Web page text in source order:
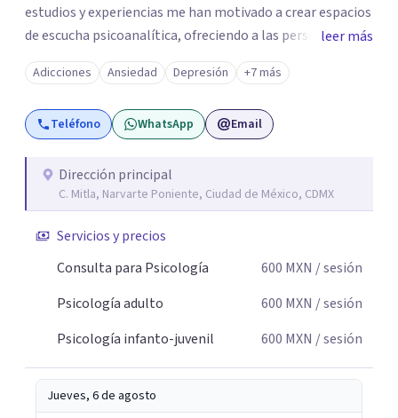
estudios y experiencias me han motivado a crear espacios
de escucha psicoanalítica, ofreciendo a las personas la
oportunidad de hablar sobre aquello que les causa
padecimiento y buscar diversas formas de abordaje y
acompañamiento.
leer más
Adicciones Ansiedad Depresión +7 más
Teléfono WhatsApp Email
Dirección principal
C. Mitla, Narvarte Poniente, Ciudad de México, CDMX
Servicios y precios
Consulta para Psicología
600 MXN / sesión
Psicología adulto
600 MXN / sesión
Psicología infanto-juvenil
600 MXN / sesión
Jueves, 6 de agosto